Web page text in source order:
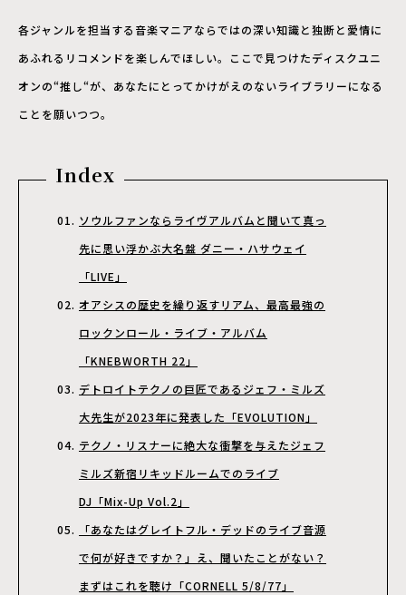
各ジャンルを担当する音楽マニアならではの深い知識と独断と愛情に
あふれるリコメンドを楽しんでほしい。ここで見つけたディスクユニ
オンの“推し“が、あなたにとってかけがえのないライブラリーになる
ことを願いつつ。
Index
ソウルファンならライヴアルバムと聞いて真っ
先に思い浮かぶ大名盤 ダニー・ハサウェイ
「LIVE」
オアシスの歴史を繰り返すリアム、最高最強の
ロックンロール・ライブ・アルバム
「KNEBWORTH 22」
デトロイトテクノの巨匠であるジェフ・ミルズ
大先生が2023年に発表した「EVOLUTION」
テクノ・リスナーに絶大な衝撃を与えたジェフ
ミルズ新宿リキッドルームでのライブ
DJ「Mix-Up Vol.2」
「あなたはグレイトフル・デッドのライブ音源
で何が好きですか？」え、聞いたことがない？
まずはこれを聴け「CORNELL 5/8/77」